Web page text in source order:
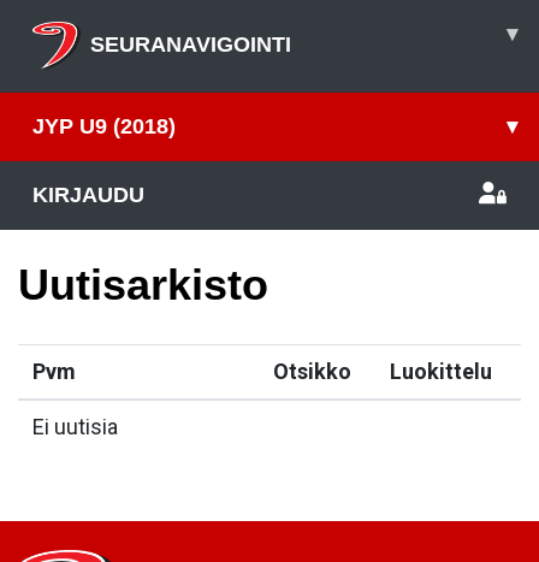
SEURANAVIGOINTI ▾
JYP U9 (2018) ▾
KIRJAUDU
Uutisarkisto
Pvm Otsikko Luokittelu
Ei uutisia